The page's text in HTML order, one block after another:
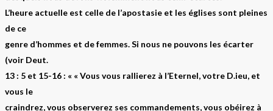
L’heure actuelle est celle de l’apostasie et les églises sont pleines
de ce
genre d’hommes et de femmes. Si nous ne pouvons les écarter
(voir Deut.
13 : 5 et 15-16 : « « Vous vous rallierez à l’Eternel, votre D.ieu, et
vous le
craindrez, vous observerez ses commandements, vous obéirez à